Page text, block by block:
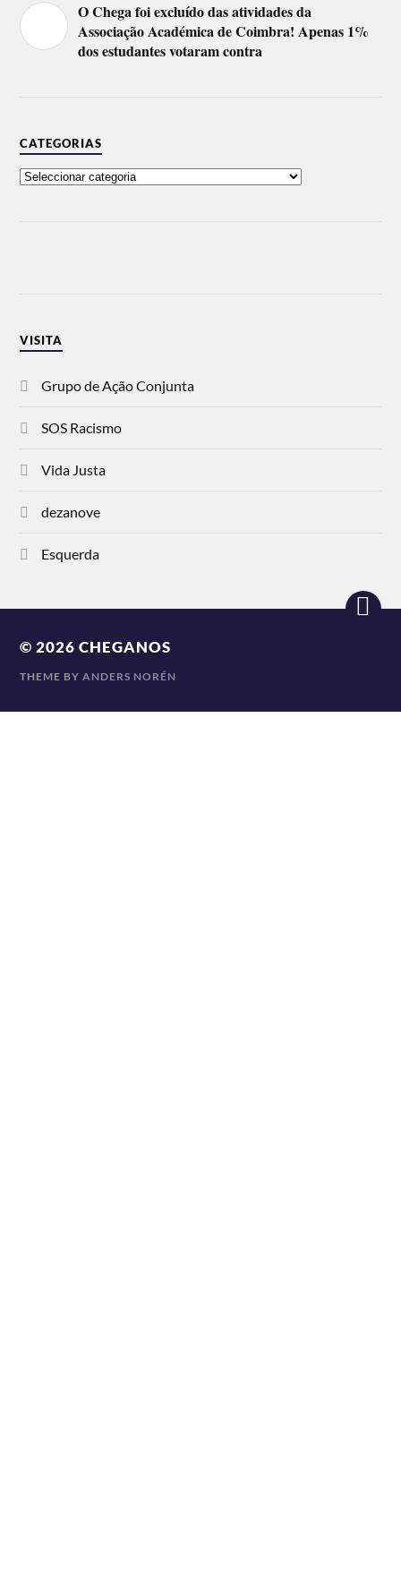
O Chega foi excluído das atividades da
Associação Académica de Coimbra! Apenas 1%
dos estudantes votaram contra
CATEGORIAS
VISITA
Grupo de Ação Conjunta
SOS Racismo
Vida Justa
dezanove
Esquerda
© 2026CHEGANOS
THEME BYANDERS NORÉN